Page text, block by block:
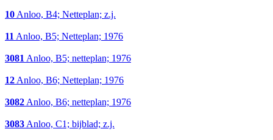
10Anloo, B4; Netteplan; z.j.
11Anloo, B5; Netteplan; 1976
3081Anloo, B5; netteplan; 1976
12Anloo, B6; Netteplan; 1976
3082Anloo, B6; netteplan; 1976
3083Anloo, C1; bijblad; z.j.